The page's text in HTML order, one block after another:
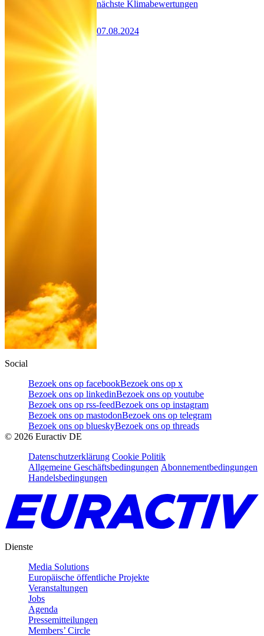
nächste Klimabewertungen
07.08.2024
Social
Bezoek ons op facebookBezoek ons op x
Bezoek ons op linkedinBezoek ons op youtube
Bezoek ons op rss-feedBezoek ons op instagram
Bezoek ons op mastodonBezoek ons op telegram
Bezoek ons op blueskyBezoek ons op threads
© 2026 Euractiv DE
Datenschutzerklärung Cookie Politik
Allgemeine Geschäftsbedingungen Abonnementbedingungen
Handelsbedingungen
Dienste
Media Solutions
Europäische öffentliche Projekte
Veranstaltungen
Jobs
Agenda
Pressemitteilungen
Members’ Circle